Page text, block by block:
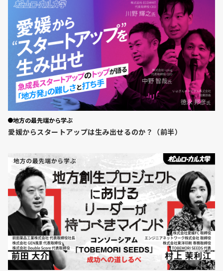
地方の最先端から学ぶ
愛媛からスタートアップは生み出せるのか？（前半）